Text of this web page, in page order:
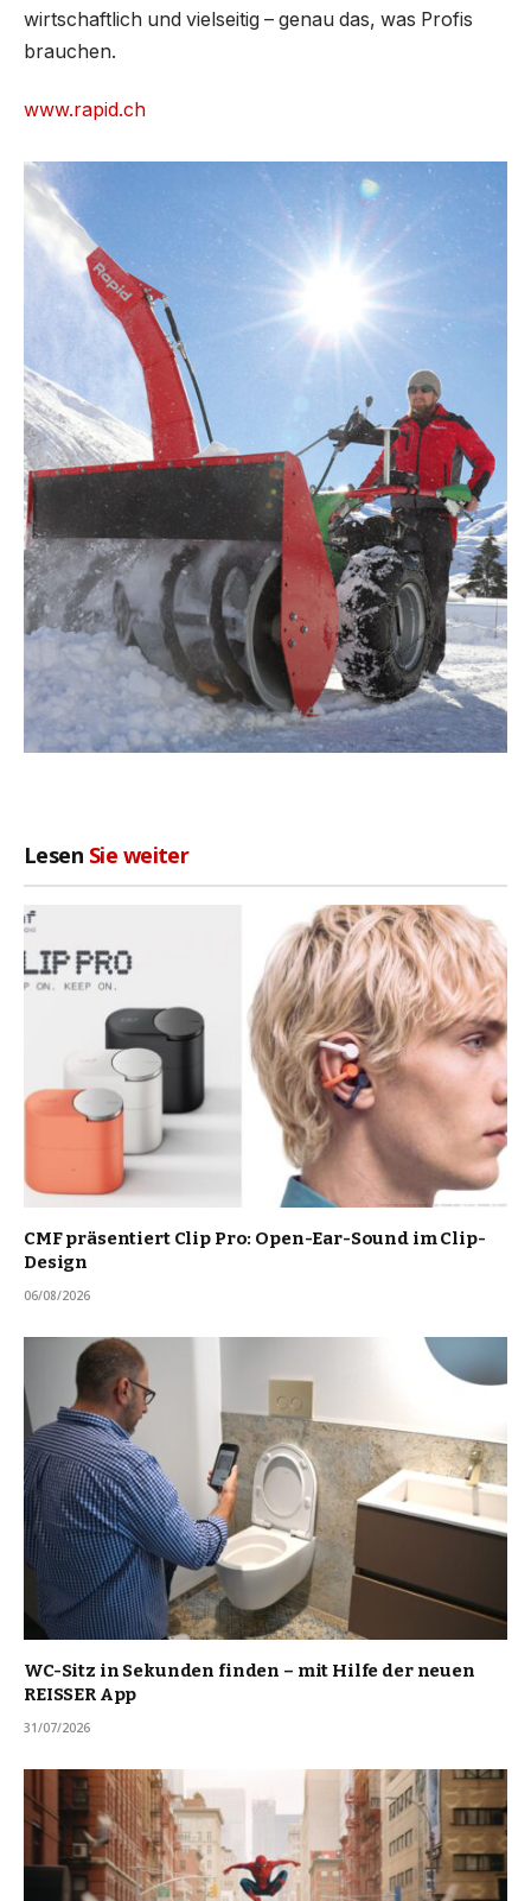
wirtschaftlich und vielseitig – genau das, was Profis
brauchen.
www.rapid.ch
Lesen Sie weiter
CMF präsentiert Clip Pro: Open-Ear-Sound im Clip-
Design
06/08/2026
WC-Sitz in Sekunden finden – mit Hilfe der neuen
REISSER App
31/07/2026